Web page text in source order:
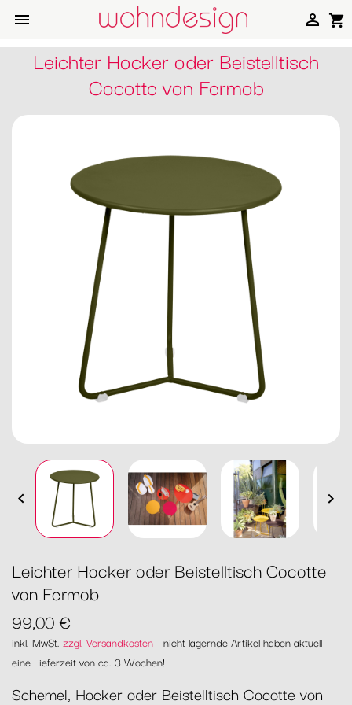
 shopping_cart

Leichter Hocker oder Beistelltisch
Cocotte von Fermob
 
Leichter Hocker oder Beistelltisch Cocotte
von Fermob
99,00 €
inkl. MwSt. zzgl. Versandkosten nicht lagernde Artikel haben aktuell
eine Lieferzeit von ca. 3 Wochen!
Schemel, Hocker oder Beistelltisch Cocotte von